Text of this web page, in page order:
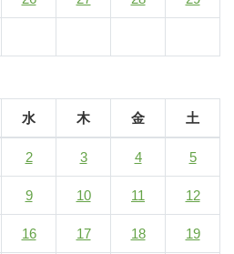
水 木 金
土
2 3 4
5
9 10 11
12
16 17 18 19